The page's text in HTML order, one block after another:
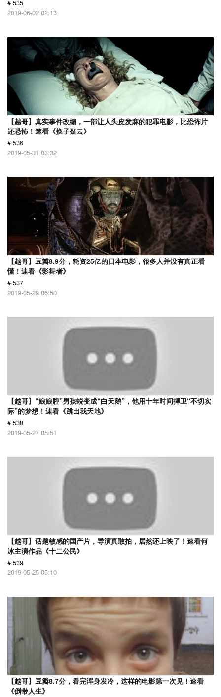
# 535
2019-06-02 02:13
【越哥】真实事件改编，一部让人头皮发麻的犯罪电影，比恐怖片
还恐怖！速看《换子疑云》
# 536
2019-05-31 03:32
【越哥】豆瓣8.9分，耗资25亿的日本电影，很多人并没有真正看
懂！速看《影舞者》
# 537
2019-05-29 06:50
【越哥】“娘娘腔”男孩蜕变成“白天鹅”，他用十年时间捍卫“不切实
际”的梦想！速看《跳出我天地》
# 538
2019-05-27 05:51
【越哥】话题敏感的国产片，导演真敢拍，居然还上映了！速看何
冰主演作品《十二公民》
# 539
2019-05-25 05:10
【越哥】豆瓣8.7分，看完浑身发冷，这样的电影第一次见！速看
《倒带人生》